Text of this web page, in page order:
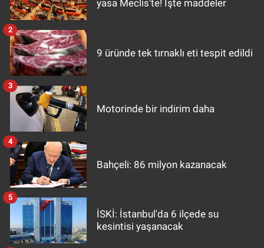
yasa Meclis'te! İşte maddeler
9 üründe tek tırnaklı eti tespit edildi
2
Motorinde bir indirim daha
3
Bahçeli: 86 milyon kazanacak
4
İSKİ: İstanbul'da 6 ilçede su
kesintisi yaşanacak
5